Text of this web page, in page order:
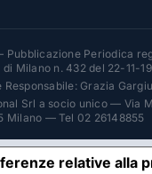
Periodica
Milano n. 432 del 22-11-
Responsabile: Grazia
Srl a socio unico — Via
Milano — Tel 02 26148855
relative alla